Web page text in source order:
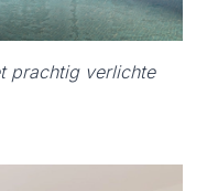
prachtig verlichte